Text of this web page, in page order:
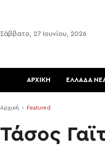
Σάββατο, 27 Ιουνίου, 2026
ΑΡΧΙΚΗ ΕΛΛΑΔΑ
Αρχική Featured
Τάσος